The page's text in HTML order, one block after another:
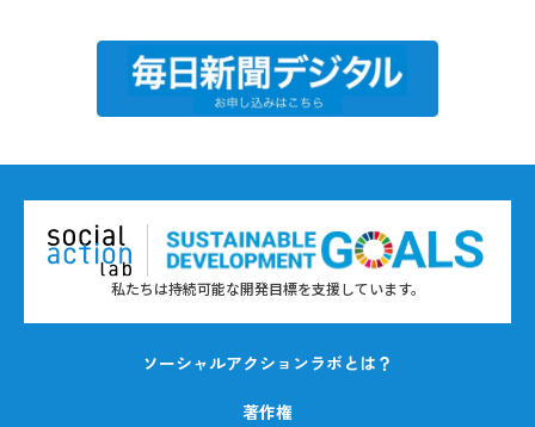
私たちは持続可能な開発目標を支援しています。
ソーシャルアクションラボとは？
著作権